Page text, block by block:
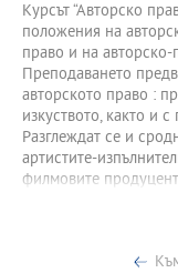
Курсът “Авторско
положения на
право и на авторско-
Преподаването
авторското право :
изкуството, както и
Разглеждат се и
артистите-
филмовите
организации.
произведение в